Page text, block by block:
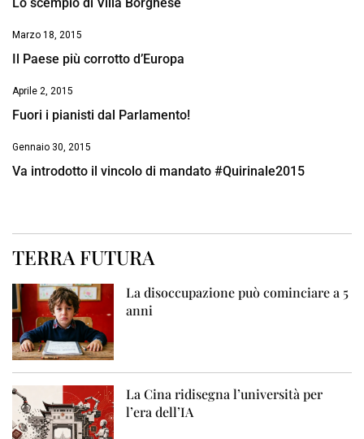
Lo scempio di Villa Borghese
Marzo 18, 2015
Il Paese più corrotto d’Europa
Aprile 2, 2015
Fuori i pianisti dal Parlamento!
Gennaio 30, 2015
Va introdotto il vincolo di mandato #Quirinale2015
TERRA FUTURA
La disoccupazione può cominciare a 5
anni
La Cina ridisegna l’università per
l’era dell’IA